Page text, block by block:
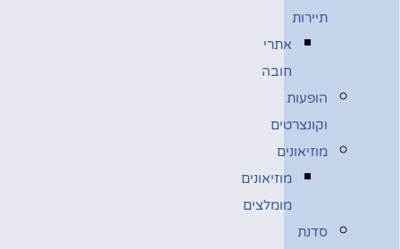
תיירות
אתרי
חובה
הופעות
וקונצרטים
מוזיאונים
מוזיאונים
מומלצים
סדנת